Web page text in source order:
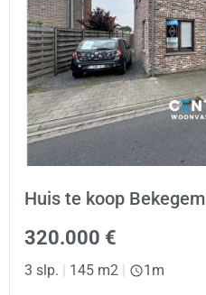
Huis te koop Bekegem
320.000 €
3 slp. 145 m2 1m